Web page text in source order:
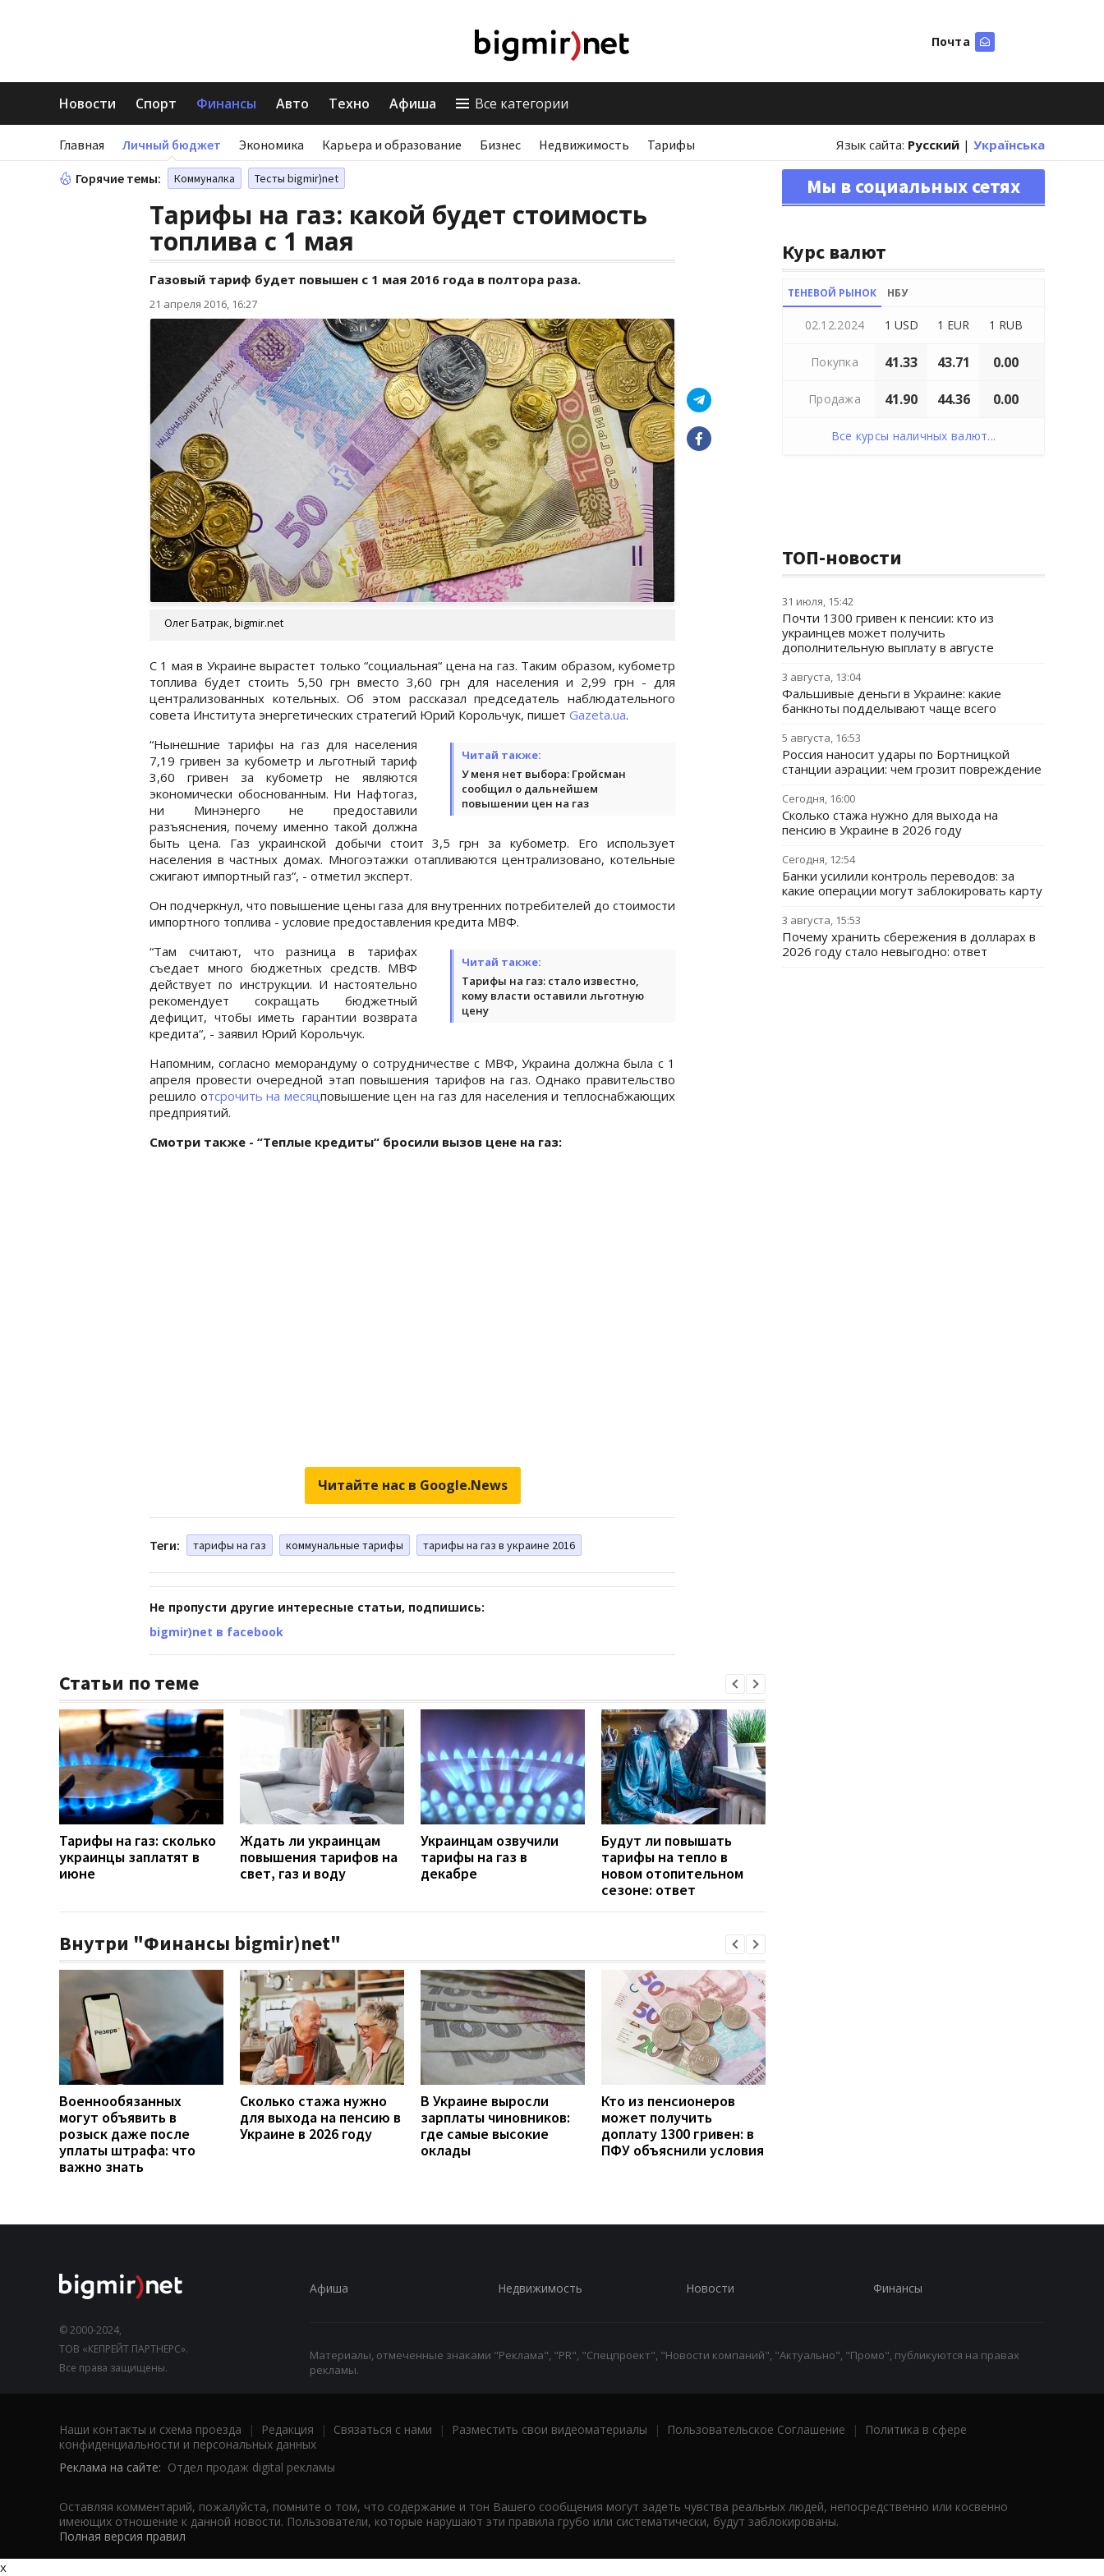
Почта
Новости Спорт Финансы Авто Техно Афиша Все категории
Главная Личный бюджет Экономика Карьера и образование Бизнес Недвижимость Тарифы Язык сайта: Русский | Українська
Горячие темы: Коммуналка Тесты bigmir)net
Тарифы на газ: какой будет стоимость
топлива с 1 мая
Газовый тариф будет повышен с 1 мая 2016 года в полтора раза.
21 апреля 2016, 16:27
Олег Батрак, bigmir.net
С 1 мая в Украине вырастет только “социальная“ цена на газ. Таким образом, кубометр
топлива будет стоить 5,50 грн вместо 3,60 грн для населения и 2,99 грн - для
централизованных котельных. Об этом рассказал председатель наблюдательного
совета Института энергетических стратегий Юрий Корольчук, пишет Gazeta.ua.
Читай также:
У меня нет выбора: Гройсман
сообщил о дальнейшем
повышении цен на газ
“Нынешние тарифы на газ для населения
7,19 гривен за кубометр и льготный тариф
3,60 гривен за кубометр не являются
экономически обоснованным. Ни Нафтогаз,
ни Минэнерго не предоставили
разъяснения, почему именно такой должна
быть цена. Газ украинской добычи стоит 3,5 грн за кубометр. Его использует
населения в частных домах. Многоэтажки отапливаются централизовано, котельные
сжигают импортный газ“, - отметил эксперт.
Он подчеркнул, что повышение цены газа для внутренних потребителей до стоимости
импортного топлива - условие предоставления кредита МВФ.
Читай также:
Тарифы на газ: стало известно,
кому власти оставили льготную
цену
“Там считают, что разница в тарифах
съедает много бюджетных средств. МВФ
действует по инструкции. И настоятельно
рекомендует сокращать бюджетный
дефицит, чтобы иметь гарантии возврата
кредита“, - заявил Юрий Корольчук.
Напомним, согласно меморандуму о сотрудничестве с МВФ, Украина должна была с 1
апреля провести очередной этап повышения тарифов на газ. Однако правительство
решило отсрочить на месяцповышение цен на газ для населения и теплоснабжающих
предприятий.
Смотри также - “Теплые кредиты“ бросили вызов цене на газ:
Читайте нас в Google.News
Теги: тарифы на газ коммунальные тарифы тарифы на газ в украине 2016
Не пропусти другие интересные статьи, подпишись:
bigmir)net в facebook
Статьи по теме
Тарифы на газ: сколько
украинцы заплатят в
июне
Ждать ли украинцам
повышения тарифов на
свет, газ и воду
Украинцам озвучили
тарифы на газ в
декабре
Будут ли повышать
тарифы на тепло в
новом отопительном
сезоне: ответ
Внутри "Финансы bigmir)net"
Военнообязанных
могут объявить в
розыск даже после
уплаты штрафа: что
важно знать
Сколько стажа нужно
для выхода на пенсию в
Украине в 2026 году
В Украине выросли
зарплаты чиновников:
где самые высокие
оклады
Кто из пенсионеров
может получить
доплату 1300 гривен: в
ПФУ объяснили условия
Мы в социальных сетях
Курс валют
ТЕНЕВОЙ РЫНОК НБУ
02.12.2024 1 USD 1 EUR 1 RUB
Покупка 41.33 43.71 0.00
Продажа 41.90 44.36 0.00
Все курсы наличных валют...
ТОП-новости
31 июля, 15:42
Почти 1300 гривен к пенсии: кто из
украинцев может получить
дополнительную выплату в августе
3 августа, 13:04
Фальшивые деньги в Украине: какие
банкноты подделывают чаще всего
5 августа, 16:53
Россия наносит удары по Бортницкой
станции аэрации: чем грозит повреждение
Сегодня, 16:00
Сколько стажа нужно для выхода на
пенсию в Украине в 2026 году
Сегодня, 12:54
Банки усилили контроль переводов: за
какие операции могут заблокировать карту
3 августа, 15:53
Почему хранить сбережения в долларах в
2026 году стало невыгодно: ответ
© 2000-2024,
ТОВ «КЕПРЕЙТ ПАРТНЕРС».
Все права защищены.
Афиша Недвижимость Новости Финансы
Материалы, отмеченные знаками "Реклама", "PR", "Спецпроект", "Новости компаний", "Актуально", "Промо", публикуются на правах
рекламы.
Наши контакты и схема проезда | Редакция | Связаться с нами | Разместить свои видеоматериалы | Пользовательское Соглашение |
Политика в сфере
конфиденциальности и персональных данных
Реклама на сайте: Отдел продаж digital рекламы
Оставляя комментарий, пожалуйста, помните о том, что содержание и тон Вашего сообщения могут задеть чувства реальных людей, непосредственно или косвенно
имеющих отношение к данной новости. Пользователи, которые нарушают эти правила грубо или систематически, будут заблокированы.
Полная версия правил
x